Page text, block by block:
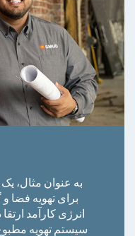
به عنوان مثال،
برای تهویه فضا